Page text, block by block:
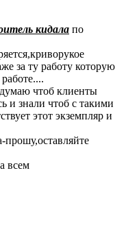
кидала по
за ту работу которую
чтоб клиенты
и знали чтоб с такими
этот экземпляр и
прошу,оставляйте
всем